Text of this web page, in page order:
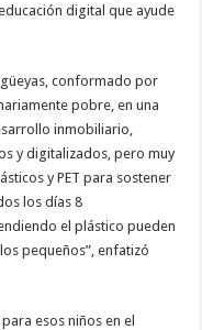
digital que ayude
conformado por
pobre, en una
inmobiliario,
y digitalizados, pero muy
y PET para sostener
los días 8
el plástico pueden
pequeños”, enfatizó
esos niños en el